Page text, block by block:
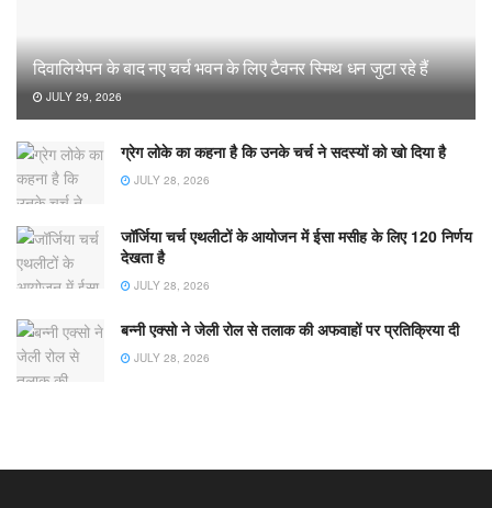
दिवालियेपन के बाद नए चर्च भवन के लिए टैवनर स्मिथ धन जुटा रहे हैं
JULY 29, 2026
ग्रेग लोके का कहना है कि उनके चर्च ने सदस्यों को खो दिया है
JULY 28, 2026
जॉर्जिया चर्च एथलीटों के आयोजन में ईसा मसीह के लिए 120 निर्णय
देखता है
JULY 28, 2026
बन्नी एक्सो ने जेली रोल से तलाक की अफवाहों पर प्रतिक्रिया दी
JULY 28, 2026